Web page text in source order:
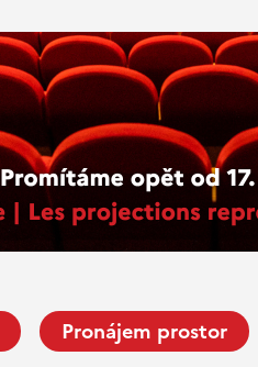
Pronájem prostor